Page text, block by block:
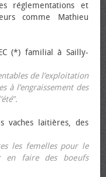
réglementations et
comme Mathieu
(*) familial à Sailly-
de l’exploitation
à l’engraissement des
laitières, des
les femelles pour le
en faire des bœufs